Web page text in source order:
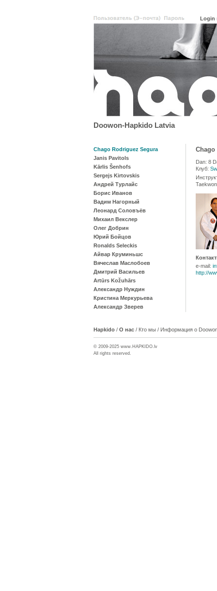
Doowon-Hapkido Latvia
Chago Rodriguez Segura
Janis Pavitols
Kārlis Šenhofs
Sergejs Kirtovskis
Андрей Турлайс
Борис Иванов
Вадим Нагорный
Леонард Соловъёв
Михаил Векслер
Олег Добрин
Юрий Бойцов
Ronalds Seleckis
Айвар Круминьшс
Вячеслав Маслобоев
Дмитрий Васильев
Artūrs Kožuhārs
Александр Нуждин
Кристина Меркурьева
Александр Зверев
Chago
Dan: 8
Клуб:
e-mail:
http://
Hapkido / О нас / Кто мы / Информация о
© 2009-2025 www. HAPKIDO.lv
All rights reserved.